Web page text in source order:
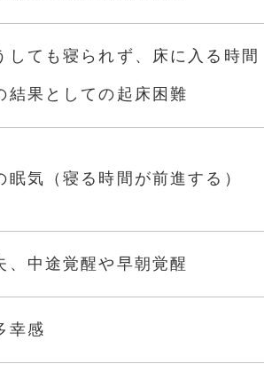
しても寝られず、床に入る時間
結果としての起床困難
気（寝る時間が前進する）
、中途覚醒や早朝覚醒
幸感